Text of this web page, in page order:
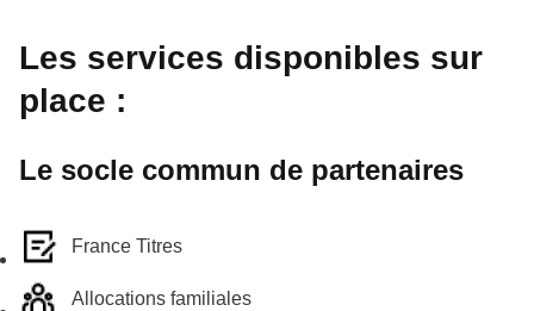
Les services disponibles sur
place :
Le socle commun de partenaires
France Titres
Allocations familiales